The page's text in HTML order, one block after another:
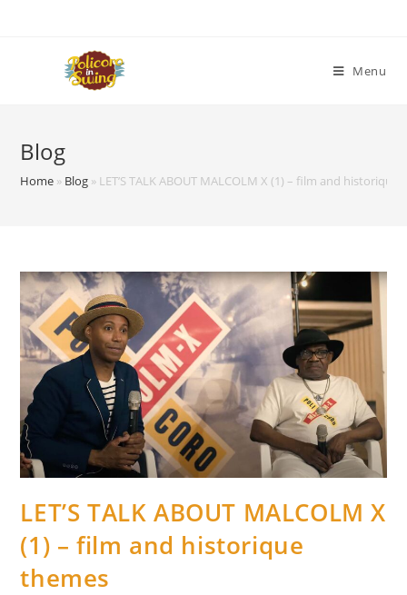
Menu
Blog
Home » Blog » LET’S TALK ABOUT MALCOLM X (1) – film and historique
LET’S TALK ABOUT MALCOLM X
(1) – film and historique
themes